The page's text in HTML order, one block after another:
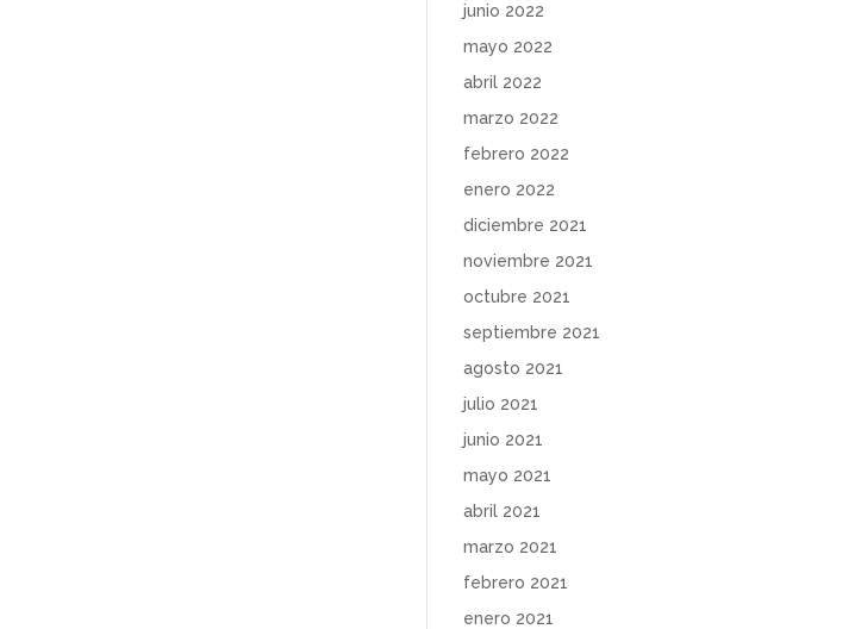
junio 2022
mayo 2022
abril 2022
marzo 2022
febrero 2022
enero 2022
diciembre 2021
noviembre 2021
octubre 2021
septiembre 2021
agosto 2021
julio 2021
junio 2021
mayo 2021
abril 2021
marzo 2021
febrero 2021
enero 2021